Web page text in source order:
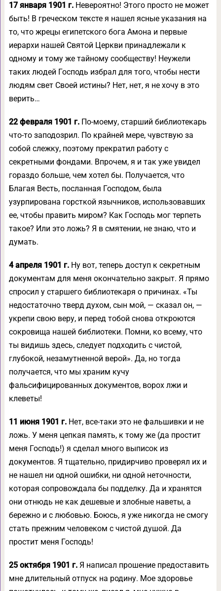
17 января 1901 г.Невероятно! Этого просто не может
быть! В греческом тексте я нашел ясные указания на
то, что жрецы египетского бога Амона и первые
иерархи нашей Святой Церкви принадлежали к
одному и тому же тайному сообществу! Неужели
таких людей Господь избрал для того, чтобы нести
людям свет Своей истины? Нет, нет, я не хочу в это
верить…
22 февраля 1901 г. По-моему, старший библиотекарь
что-то заподозрил. По крайней мере, чувствую за
собой слежку, поэтому прекратил работу с
секретными фондами. Впрочем, я и так уже увидел
гораздо больше, чем хотел бы. Получается, что
Благая Весть, посланная Господом, была
узурпирована горсткой язычников, использовавших
ее, чтобы править миром? Как Господь мог терпеть
такое? Или это ложь? Я в смятении, не знаю, что и
думать.
4 апреля 1901 г.Ну вот, теперь доступ к секретным
документам для меня окончательно закрыт. Я прямо
спросил у старшего библиотекаря о причинах. «Ты
недостаточно тверд духом, сын мой, — сказал он, —
укрепи свою веру, и перед тобой снова откроются
сокровища нашей библиотеки. Помни, ко всему, что
ты видишь здесь, следует подходить с чистой,
глубокой, незамутненной верой». Да, но тогда
получается, что мы храним кучу
фальсифицированных документов, ворох лжи и
клеветы!
11 июня 1901 г. Нет, все-таки это не фальшивки и не
ложь. У меня цепкая память, к тому же (да простит
меня Господь!) я сделал много выписок из
документов. Я тщательно, придирчиво проверял их и
не нашел ни одной ошибки, ни одной неточности,
которая сопровождала бы подделку. Да и хранятся
они отнюдь не как дешевые и злобные наветы, а
бережно и с любовью. Боюсь, я уже никогда не смогу
стать прежним человеком с чистой душой. Да
простит меня Господь!
25 октября 1901 г.Я написал прошение предоставить
мне длительный отпуск на родину. Мое здоровье